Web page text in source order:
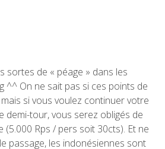
sortes de « péage » dans les
^^ On ne sait pas si ces points de
si vous voulez continuer votre
demi-tour, vous serez obligés de
(5.000 Rps / pers soit 30cts). Et ne
passage, les indonésiennes sont